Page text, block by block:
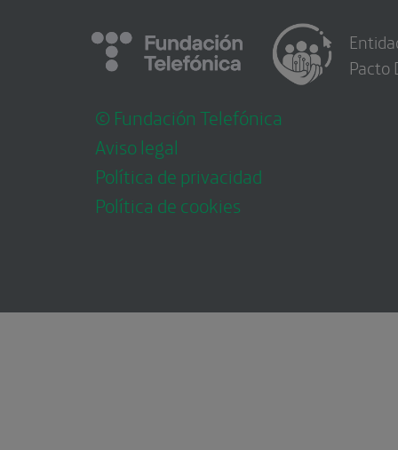
© Fundación Telefónica
Aviso legal
Política de privacidad
Política de cookies
Pacto